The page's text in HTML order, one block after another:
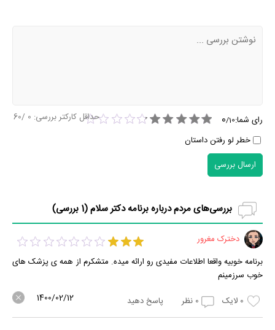
رای شما: 0/10
خطر لو رفتن داستان
حداقل کارکتر بررسی: 0
/60
ارسال بررسی
بررسی‌های مردم درباره برنامه دکتر سلام (1 بررسی)
دخترک مغرور
برنامه خوبیه واقعا اطلاعات مفیدی رو ارائه میده. متشکرم از همه ی پزشک های
خوب سرزمینم
0 لایک 0 نظر پاسخ دهید 1400/02/12